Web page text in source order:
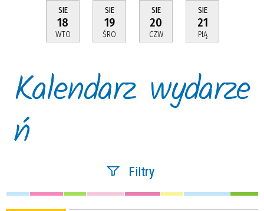
SIE
18
WTO
SIE
19
ŚRO
SIE
20
CZW
SIE
21
PIĄ
Kalendarz wydarze
ń
Filtry